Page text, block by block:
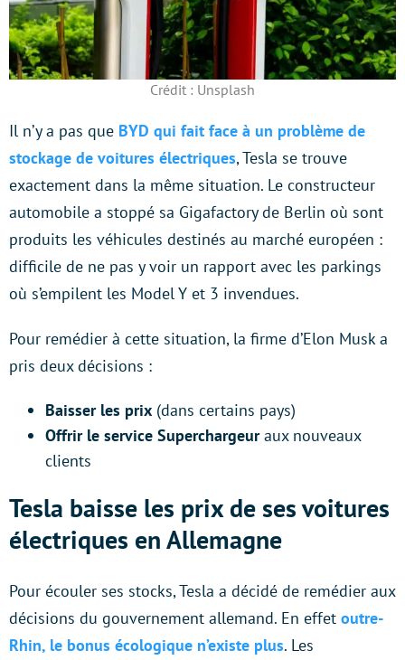
Crédit : Unsplash
Il n’y a pas que BYD qui fait face à un problème de
stockage de voitures électriques, Tesla se trouve
exactement dans la même situation. Le constructeur
automobile a stoppé sa Gigafactory de Berlin où sont
produits les véhicules destinés au marché européen :
difficile de ne pas y voir un rapport avec les parkings
où s’empilent les Model Y et 3 invendues.
Pour remédier à cette situation, la firme d’Elon Musk a
pris deux décisions :
Baisser les prix (dans certains pays)
Offrir le service Superchargeuraux nouveaux
clients
Tesla baisse les prix de ses voitures
électriques en Allemagne
Pour écouler ses stocks, Tesla a décidé de remédier aux
décisions du gouvernement allemand. En effet outre-
Rhin, le bonus écologique n’existe plus. Les